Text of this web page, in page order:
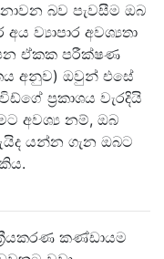
බව පැවසීම ඔබ
ව්‍යාපාර අවශ්‍යතා
ඒකක පරීක්ෂණ
අනුව) ඔවුන් එසේ
ප්‍රකාශය වැරදියි
අවශ්‍ය නම්, ඔබ
යන්න ගැන ඔබට
කණ්ඩායම